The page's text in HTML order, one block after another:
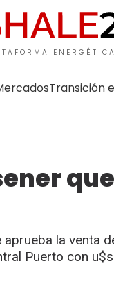
Transición
la venta
Puerto con